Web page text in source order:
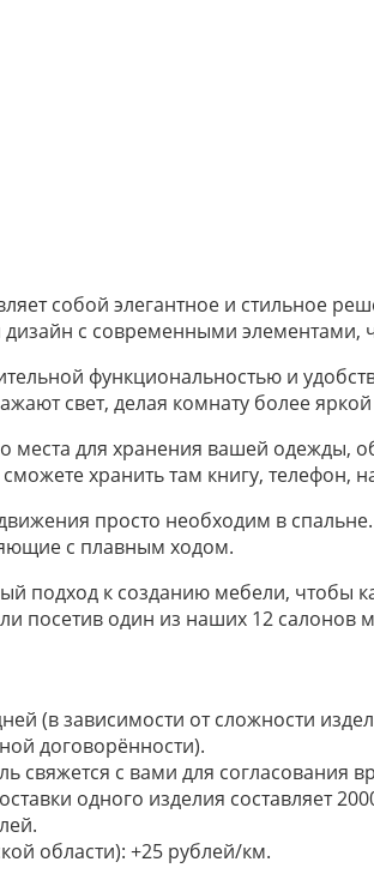
собой элегантное и стильное
дизайн с современными
функциональностью и
свет, делая комнату более
для хранения вашей одежды,
хранить там книгу, телефон,
просто необходим в
с плавным ходом.
подход к созданию мебели, чтобы
посетив один из наших 12
(в зависимости от сложности
договорённости).
свяжется с вами для согласования
одного изделия составляет
области): +25 рублей/км.